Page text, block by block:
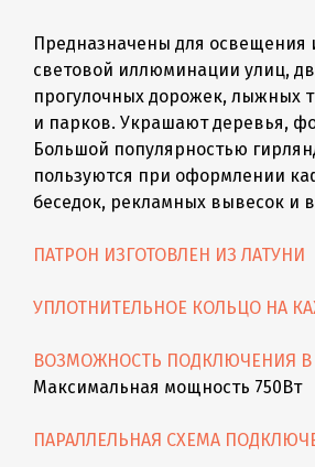
Предназначены для освещения
световой иллюминации улиц,
прогулочных дорожек, лыжных
и парков. Украшают деревья,
Большой популярностью
пользуются при оформлении
беседок, рекламных вывесок и
ПАТРОН ИЗГОТОВЛЕН ИЗ ЛАТУНИ
УПЛОТНИТЕЛЬНОЕ КОЛЬЦО НА
ВОЗМОЖНОСТЬ ПОДКЛЮЧЕНИЯ
Максимальная мощность 750Вт
ПАРАЛЛЕЛЬНАЯ СХЕМА